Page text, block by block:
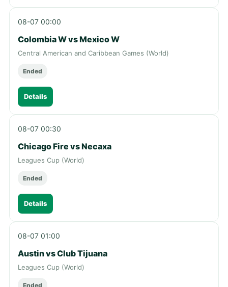
08-07 00:00
Colombia W vs Mexico W
Central American and Caribbean Games (World)
Ended
Details
08-07 00:30
Chicago Fire vs Necaxa
Leagues Cup (World)
Ended
Details
08-07 01:00
Austin vs Club Tijuana
Leagues Cup (World)
Ended